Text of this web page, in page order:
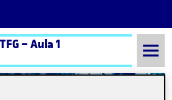
– Aula 1